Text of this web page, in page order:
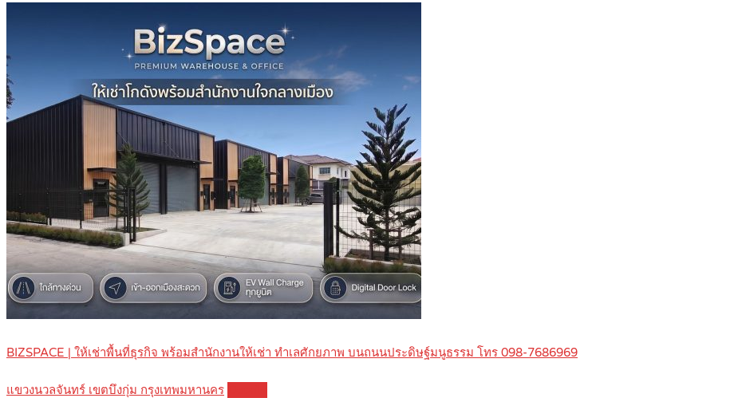
BIZSPACE | ให้เช่าพื้นที่ธุรกิจ พร้อมสำนักงานให้เช่า ทำเลศักยภาพ บนถนนประดิษฐ์มนูธรรม โทร 098-7686969
แขวงนวลจันทร์ เขตบึงกุ่ม กรุงเทพมหานคร